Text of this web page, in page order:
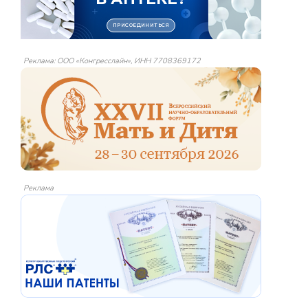
Реклама: ООО «Конгресслайн», ИНН 7708369172
Реклама